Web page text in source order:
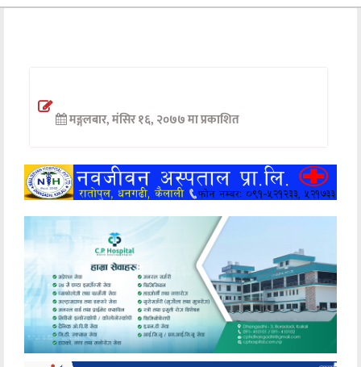
अन्तर्वार्ता
खेलकुद
मनोरञ्जन
अन्य
मङ्गलबार, मंसिर १६, २०७७ मा प्रकाशित